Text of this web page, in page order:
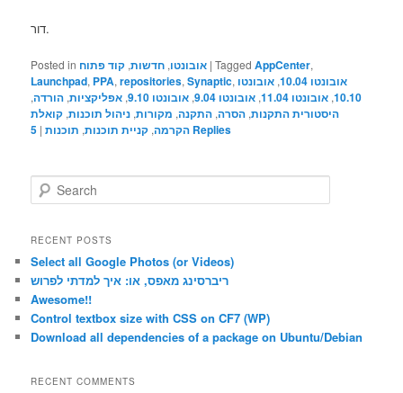
דור.
Posted in אובונטו, חדשות, קוד פתוח |Tagged AppCenter,
Launchpad, PPA,repositories,Synaptic, אובונטו 10.04 , אובונטו
10.10
, אובונטו 11.04 , אובונטו 9.04 , אובונטו 9.10 , אפליקציות, הורדה,
היסטורית התקנות, הסרה, התקנה, מקורות, ניהול תוכנות, קואלת
הקרמה, קניית תוכנות, תוכנות |
5 Replies
e
r
h
RECENT POSTS
Select all Google Photos (or Videos)
ריברסינג מאפס, או: איך למדתי לפרוש
Awesome!!
Control textbox size with CSS on CF7 (WP)
Download all dependencies of a package on Ubuntu/Debian
RECENT COMMENTS